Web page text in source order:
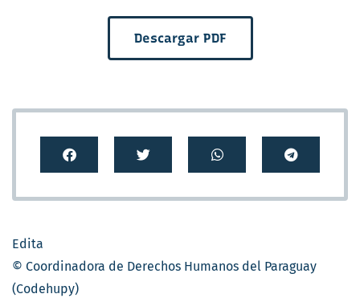
Descargar PDF
Edita
© Coordinadora de Derechos Humanos del Paraguay
(Codehupy)